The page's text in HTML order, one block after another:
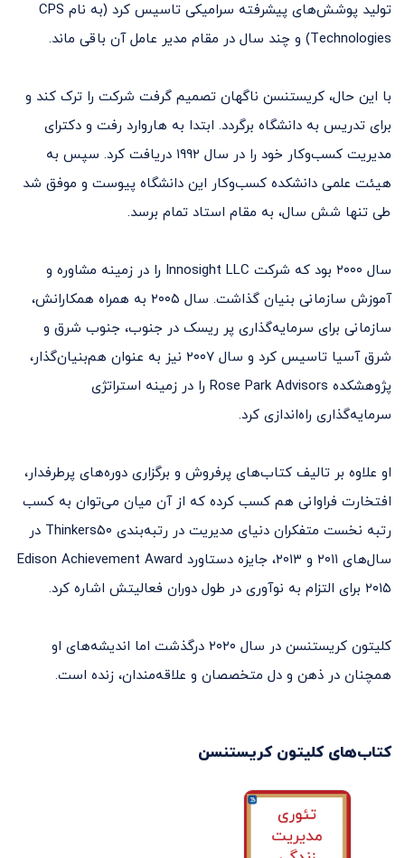
تولید پوشش‌های پیشرفته سرامیکی تاسیس کرد (به نام CPS
Technologies) و چند سال در مقام مدیر عامل آن باقی ماند.
با این حال، کریستنسن ناگهان تصمیم گرفت شرکت را ترک کند و
برای تدریس به دانشگاه برگردد. ابتدا به هاروارد رفت و دکترای
مدیریت کسب‌وکار خود را در سال ۱۹۹۲ دریافت کرد. سپس به
هیئت علمی دانشکده کسب‌وکار این دانشگاه پیوست و موفق شد
طی تنها شش سال، به مقام استاد تمام برسد.
سال ۲۰۰۰ بود که شرکت Innosight LLC را در زمینه مشاوره و
آموزش سازمانی بنیان‌ گذاشت. سال ۲۰۰۵ به همراه همکارانش،
سازمانی برای سرمایه‌گذاری پر ریسک در جنوب، جنوب شرق و
شرق آسیا تاسیس کرد و سال ۲۰۰۷ نیز به عنوان هم‌بنیان‌گذار،
پژوهشکده Rose Park Advisors را در زمینه استراتژی
سرمایه‌‌گذاری راه‌اندازی کرد.
او علاوه بر تالیف کتاب‌های پرفروش و برگزاری دوره‌های پرطرفدار،
افتخارت فراوانی هم کسب کرده که از آن میان می‌توان به کسب
رتبه نخست متفکران دنیای مدیریت در رتبه‌بندی Thinkers۵۰ در
سال‌های ۲۰۱۱ و ۲۰۱۳، جایزه دستاورد Edison Achievement Award
۲۰۱۵ برای التزام به نوآوری در طول دوران فعالیتش اشاره کرد.
کلیتون کریستنسن در سال ۲۰۲۰ درگذشت اما اندیشه‌های او
همچنان در ذهن و دل متخصصان و علاقه‌مندان، زنده است.
کتاب‌های کلیتون کریستنسن